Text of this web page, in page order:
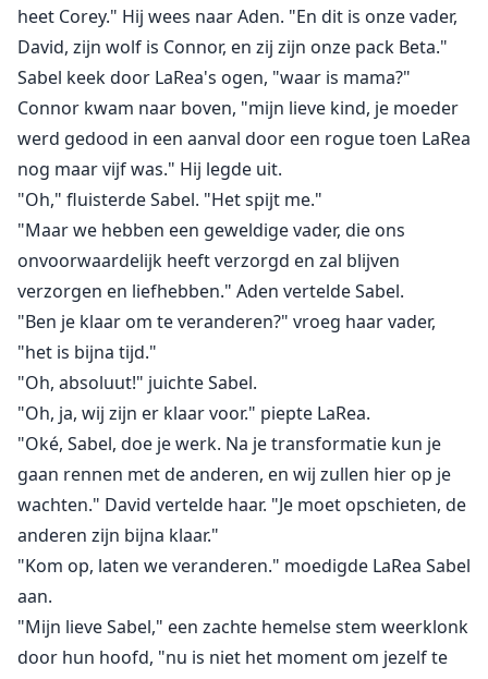
heet Corey." Hij wees naar Aden. "En dit is onze vader,
David, zijn wolf is Connor, en zij zijn onze pack Beta."
Sabel keek door LaRea's ogen, "waar is mama?"
Connor kwam naar boven, "mijn lieve kind, je moeder
werd gedood in een aanval door een rogue toen LaRea
nog maar vijf was." Hij legde uit.
"Oh," fluisterde Sabel. "Het spijt me."
"Maar we hebben een geweldige vader, die ons
onvoorwaardelijk heeft verzorgd en zal blijven
verzorgen en liefhebben." Aden vertelde Sabel.
"Ben je klaar om te veranderen?" vroeg haar vader,
"het is bijna tijd."
"Oh, absoluut!" juichte Sabel.
"Oh, ja, wij zijn er klaar voor." piepte LaRea.
"Oké, Sabel, doe je werk. Na je transformatie kun je
gaan rennen met de anderen, en wij zullen hier op je
wachten." David vertelde haar. "Je moet opschieten, de
anderen zijn bijna klaar."
"Kom op, laten we veranderen." moedigde LaRea Sabel
aan.
"Mijn lieve Sabel," een zachte hemelse stem weerklonk
door hun hoofd, "nu is niet het moment om jezelf te